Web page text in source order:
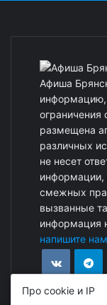
Афиша
ограничения
размещена
различных
не несет
информации,
смежных
вызванные
информация
напишите нам
Про cookie и IP